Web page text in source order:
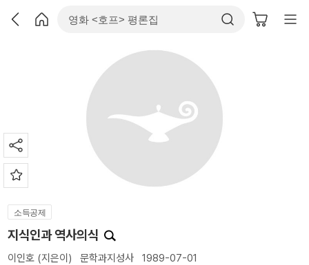
소득공제
지식인과 역사의식
이인호 (지은이) 문학과지성사 1989-07-01